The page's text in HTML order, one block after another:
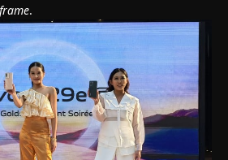
frame.